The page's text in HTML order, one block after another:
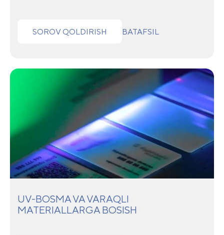
SOROV QOLDIRISH BATAFSIL
UV-BOSMA VA VARAQLI
MATERIALLARGA BOSISH